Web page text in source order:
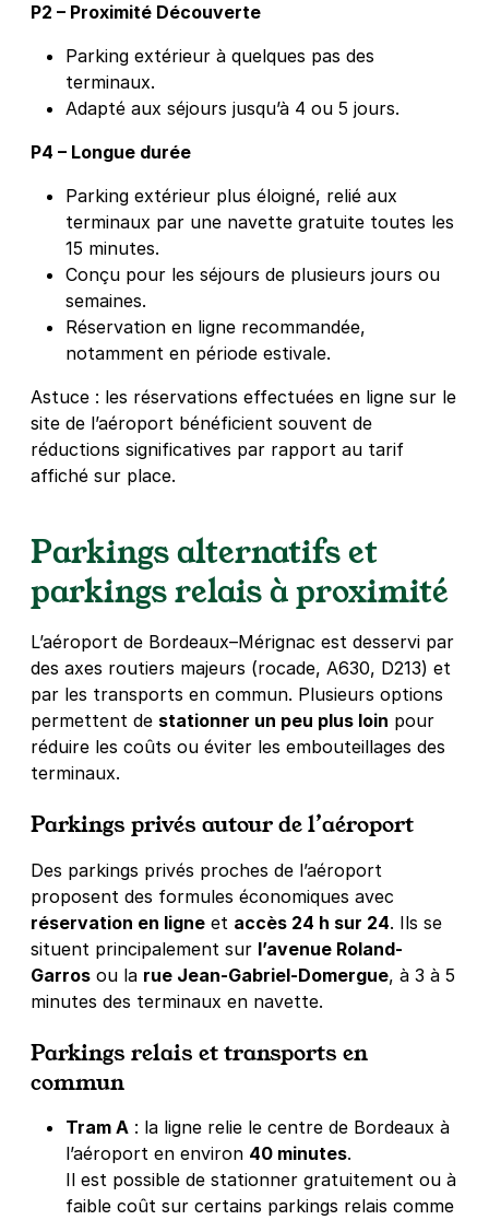
P2 – Proximité Découverte
Parking extérieur à quelques pas des
terminaux.
Adapté aux séjours jusqu’à 4 ou 5 jours.
P4 – Longue durée
Parking extérieur plus éloigné, relié aux
terminaux par une navette gratuite toutes les
15 minutes.
Conçu pour les séjours de plusieurs jours ou
semaines.
Réservation en ligne recommandée,
notamment en période estivale.
Astuce : les réservations effectuées en ligne sur le
site de l’aéroport bénéficient souvent de
réductions significatives par rapport au tarif
affiché sur place.
Parkings alternatifs et
parkings relais à proximité
L’aéroport de Bordeaux–Mérignac est desservi par
des axes routiers majeurs (rocade, A630, D213) et
par les transports en commun. Plusieurs options
permettent de stationner un peu plus loin pour
réduire les coûts ou éviter les embouteillages des
terminaux.
Parkings privés autour de l’aéroport
Des parkings privés proches de l’aéroport
proposent des formules économiques avec
réservation en ligne et accès 24 h sur 24. Ils se
situent principalement sur l’avenue Roland-
Garros ou la rue Jean-Gabriel-Domergue, à 3 à 5
minutes des terminaux en navette.
Parkings relais et transports en
commun
Tram A : la ligne relie le centre de Bordeaux à
l’aéroport en environ 40 minutes.
Il est possible de stationner gratuitement ou à
faible coût sur certains parkings relais comme